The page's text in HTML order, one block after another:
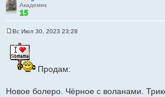
Академик
о
о
б
е
Вс Июл 30, 2023 23:28
Продам:
Новое болеро. Чёрное с воланами.